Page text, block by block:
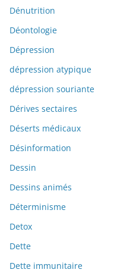
Dénutrition
Déontologie
Dépression
dépression atypique
dépression souriante
Dérives sectaires
Déserts médicaux
Désinformation
Dessin
Dessins animés
Déterminisme
Detox
Dette
Dette immunitaire